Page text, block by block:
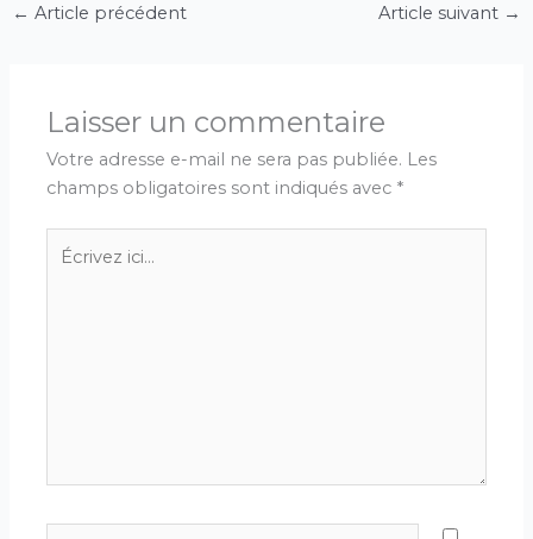
← Article précédent Article suivant →
Laisser un commentaire
Votre adresse e-mail ne sera pas publiée. Les
champs obligatoires sont indiqués avec *
Écrivez
ici…